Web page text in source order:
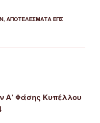
, ΑΠΟΤΕΛΈΣΜΑΤΑ ΕΠΣ
Α’ Φάσης Κυπέλλου